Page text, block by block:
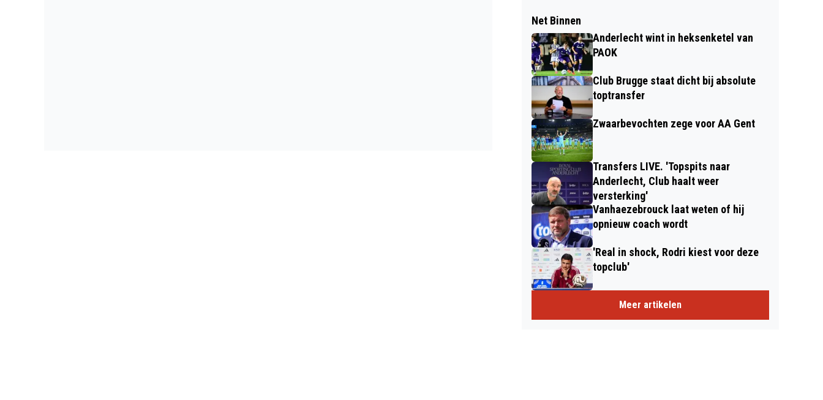
Net Binnen
Anderlecht wint in heksenketel van
PAOK
Club Brugge staat dicht bij absolute
toptransfer
Zwaarbevochten zege voor AA Gent
Transfers LIVE. 'Topspits naar
Anderlecht, Club haalt weer
versterking'
Vanhaezebrouck laat weten of hij
opnieuw coach wordt
'Real in shock, Rodri kiest voor deze
topclub'
Meer artikelen